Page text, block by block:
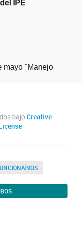
IPE
mayo "Manejo
bajo Creative